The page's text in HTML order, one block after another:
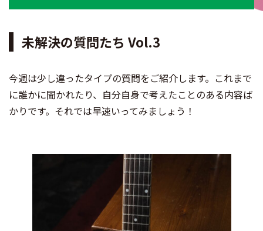
未解決の質問たち Vol.3
今週は少し違ったタイプの質問をご紹介します。これまで
に誰かに聞かれたり、自分自身で考えたことのある内容ば
かりです。それでは早速いってみましょう！